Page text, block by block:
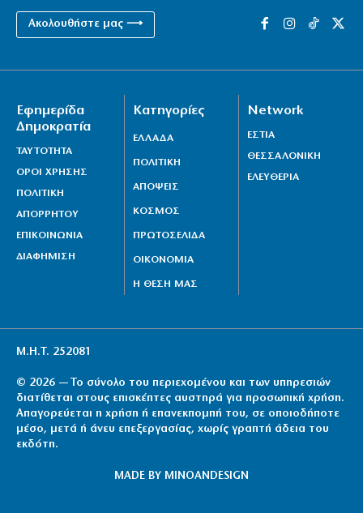
Ακολουθήστε μας ⟶
Εφημερίδα
Δημοκρατία
ΤΑΥΤΟΤΗΤΑ
ΟΡΟΙ ΧΡΗΣΗΣ
ΠΟΛΙΤΙΚΗ
ΑΠΟΡΡΗΤΟΥ
ΕΠΙΚΟΙΝΩΝΙΑ
ΔΙΑΦΗΜΙΣΗ
Κατηγορίες
ΕΛΛΑΔΑ
ΠΟΛΙΤΙΚΗ
ΑΠΟΨΕΙΣ
ΚΟΣΜΟΣ
ΠΡΩΤΟΣΕΛΙΔΑ
ΟΙΚΟΝΟΜΙΑ
Η ΘΕΣΗ ΜΑΣ
Network
ΕΣΤΙΑ
ΘΕΣΣΑΛΟΝΙΚΗ
ΕΛΕΥΘΕΡΙΑ
Μ.Η.Τ. 252081
© 2026 — Το σύνολο του περιεχομένου και των υπηρεσιών
διατίθεται στους επισκέπτες αυστηρά για προσωπική χρήση.
Απαγορεύεται η χρήση ή επανεκπομπή του, σε οποιοδήποτε
μέσο, μετά ή άνευ επεξεργασίας, χωρίς γραπτή άδεια του
εκδότη.
MADE BY MINOANDESIGN